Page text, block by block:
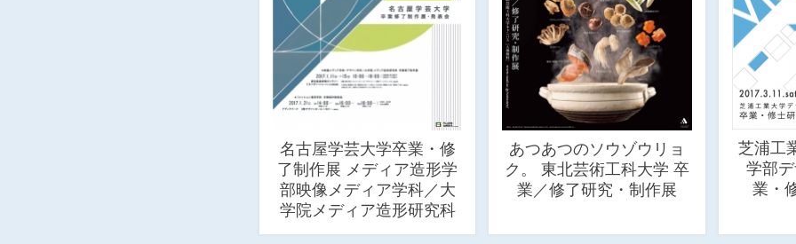
名古屋学芸大学卒業・修
了制作展 メディア造形学
部映像メディア学科／大
学院メディア造形研究科
あつあつのソウゾウリョ
ク。 東北芸術工科大学 卒
業／修了研究・制作展
芝浦工
学部
業・